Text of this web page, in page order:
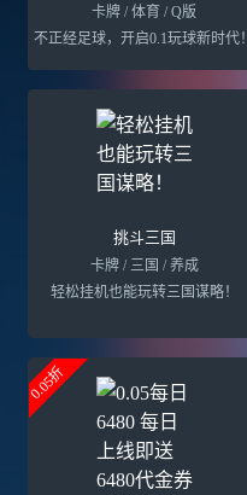
卡牌 / 体育 / Q版
不正经足球，开启0.1玩球新时代！
挑斗三国
卡牌 / 三国 / 养成
轻松挂机也能玩转三国谋略！
0.05折